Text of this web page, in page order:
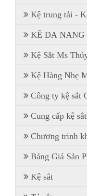
Kệ trung tải -
KÊ DA NANG
Kệ Sắt Ms
Kệ Hàng Nhẹ
Công ty kệ sắt
Cung cấp kệ
Chương trình
Bảng Giá Sản
Kệ sắt